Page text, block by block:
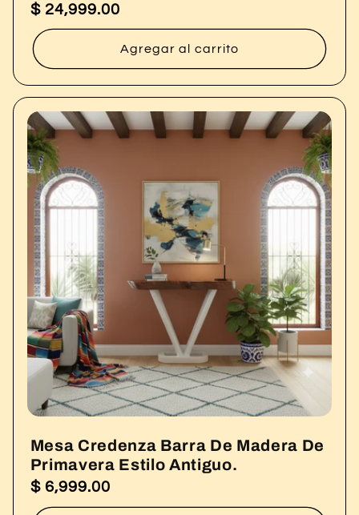
Precio
habitual
$ 24,999.00
Agregar al carrito
Mesa Credenza Barra De Madera De
Primavera Estilo Antiguo.
Precio
habitual
$ 6,999.00